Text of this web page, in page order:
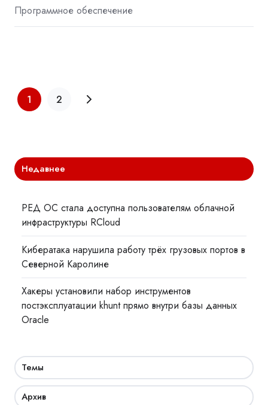
Программное обеспечение
1 2
Недавнее
РЕД ОС стала доступна пользователям облачной
инфраструктуры RCloud
Кибератака нарушила работу трёх грузовых портов в
Северной Каролине
Хакеры установили набор инструментов
постэксплуатации khunt прямо внутри базы данных
Oracle
Темы
Архив